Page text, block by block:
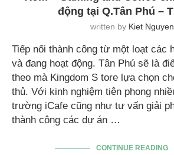
động tại Q.Tân Phú –
written by Kiet Nguyen
Tiếp nối thành công từ một loạt các
và đang hoạt động. Tân Phú sẽ là
theo mà Kingdom S tore lựa chọn
thủ. Với kinh nghiệm tiên phong
trường iCafe cũng như tư vấn giải
thành công các dự án …
CONTINUE READING